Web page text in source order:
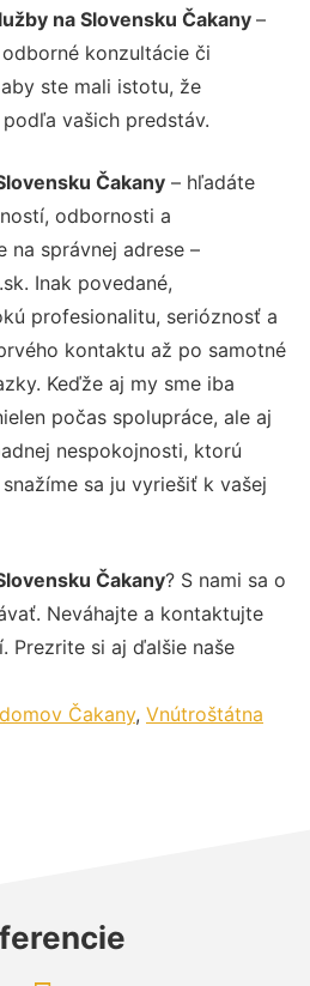
na Slovensku Čakany–
konzultácie či
ste mali istotu, že
vašich predstáv.
Čakany – hľadáte
odbornosti a
na správnej adrese –
Inak povedané,
profesionalitu, serióznosť a
kontaktu až po samotné
Keďže aj my sme iba
počas spolupráce, ale aj
nespokojnosti, ktorú
sa ju vyriešiť k vašej
Čakany? S nami sa o
Neváhajte a kontaktujte
Prezrite si aj ďalšie naše
Čakany, Vnútroštátna